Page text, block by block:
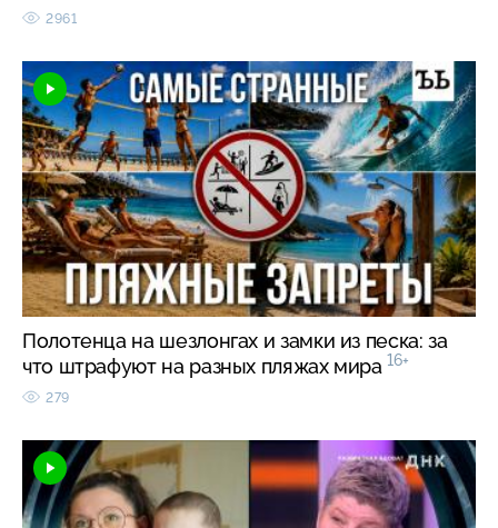
2961
Полотенца на шезлонгах и замки из песка: за
что штрафуют на разных пляжах мира 16+
279